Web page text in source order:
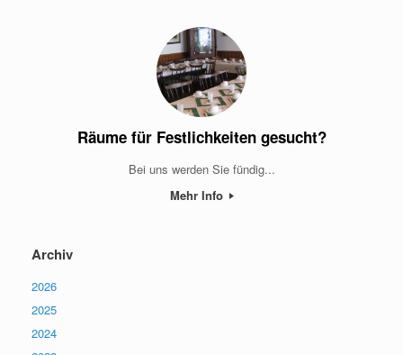
Räume für Festlichkeiten gesucht?
Bei uns werden Sie fündig...
Mehr Info
Archiv
2026
2025
2024